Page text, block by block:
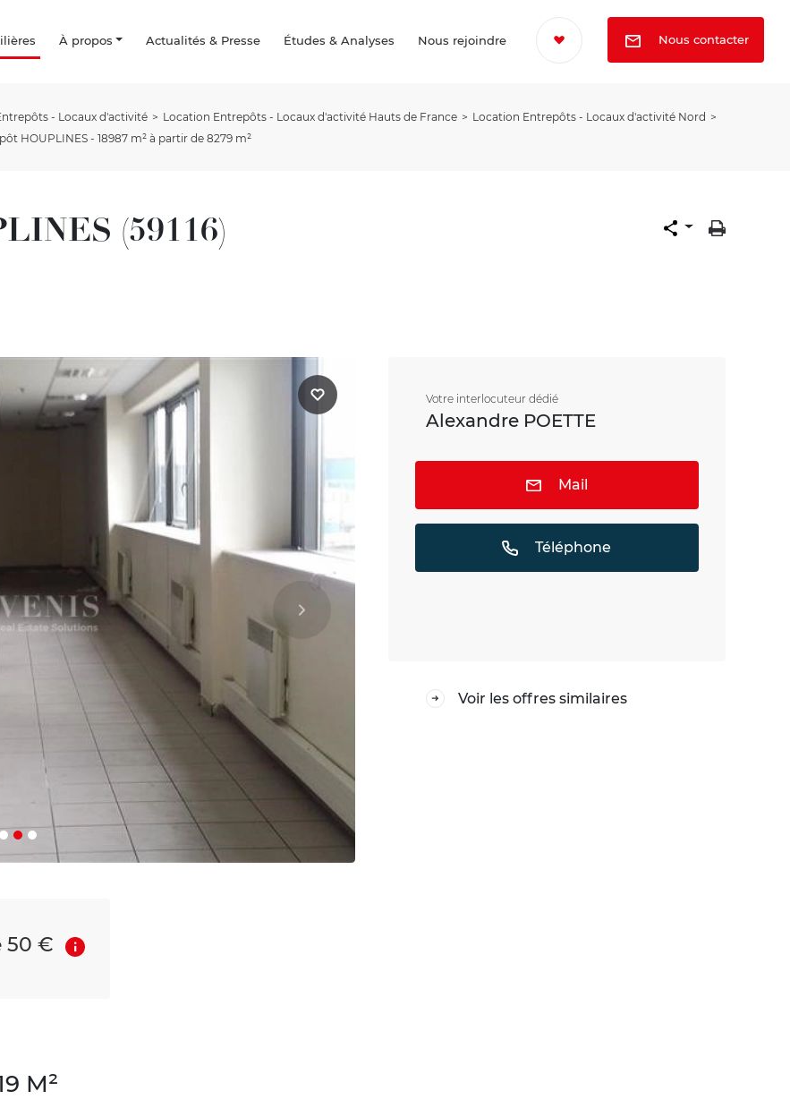
À propos Actualités & Presse Études & Analyses Nous rejoindre Nous contacter
- Locaux d'activité Location Entrepôts - Locaux d'activité Hauts de France
Location Entrepôts - Locaux d'activité Nord
HOUPLINES - 18987 m² à partir de 8279 m²
(59116)
50 €
M²
Votre interlocuteur dédié
Alexandre POETTE
Mail
Téléphone
Voir les offres similaires